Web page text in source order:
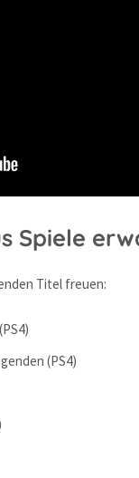
Spiele
Titel freuen:
(PS4)